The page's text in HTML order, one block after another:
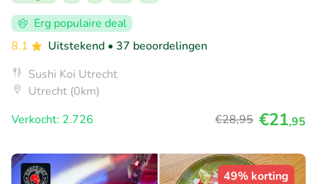
Erg populaire deal
8.1
Uitstekend • 37 beoordelingen
Sushi Koi Utrecht
Utrecht (0km)
Verkocht: 2.726
€28,95 €21,95
49% korting